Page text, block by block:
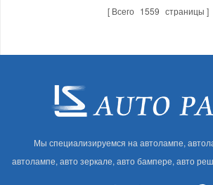
Всего 1559 страницы
Мы специализируемся на автолампе,
автолампе, авто зеркале, авто бампере, авто